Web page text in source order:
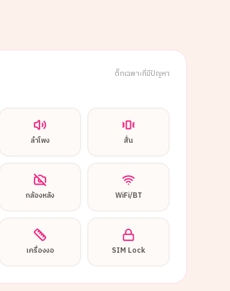
ติ๊กเฉพาะที่มีปัญหา
ลำโพง สั่น
กล้องหลัง WiFi/BT
เครื่องงอ SIM Lock